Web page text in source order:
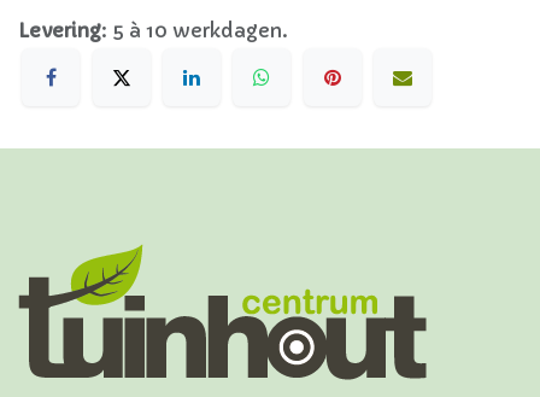
Levering: 5 à 10 werkdagen.